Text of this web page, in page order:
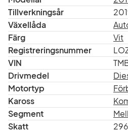
din befintliga bil i inbyte, i de
en relativt exakt bedömning
över telefon eller mail.
Varmt välkomna till Carson
Fågelsångsv. 8 i Vallentuna,
cars are available for export.
Tillverkningsår
Växellåda
Färg
Vit
Registreringsnummer
VIN
Drivmedel
Motortyp
Kaross
Segment
Skatt